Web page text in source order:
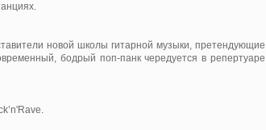
новой школы гитарной музыки, претендующие
бодрый поп-панк чередуется в репертуаре